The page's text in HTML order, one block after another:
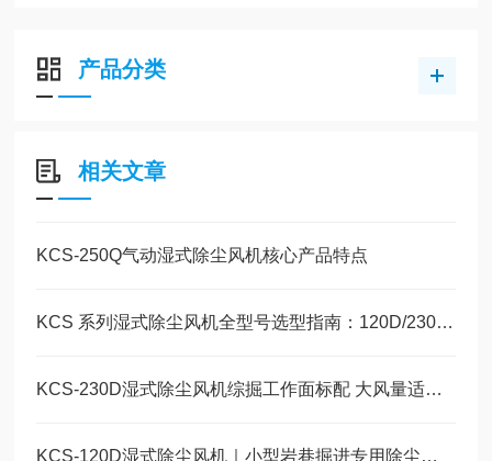
产品分类
相关文章
KCS-250Q气动湿式除尘风机核心产品特点
KCS 系列湿式除尘风机全型号选型指南：120D/230D/410D 工况适配对照表
KCS-230D湿式除尘风机综掘工作面标配 大风量适配综掘高效降尘
KCS-120D湿式除尘风机｜小型岩巷掘进专用除尘设备， 低耗适配窄巷道